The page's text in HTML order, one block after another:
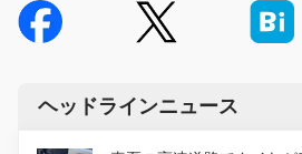
ヘッドラインニュース